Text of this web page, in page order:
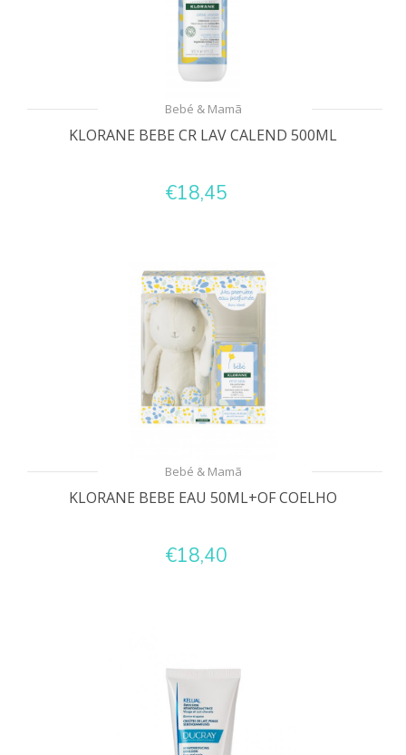
Bebé & Mamã
KLORANE BEBE CR LAV CALEND 500ML
€18,45
Bebé & Mamã
KLORANE BEBE EAU 50ML+OF COELHO
€18,40